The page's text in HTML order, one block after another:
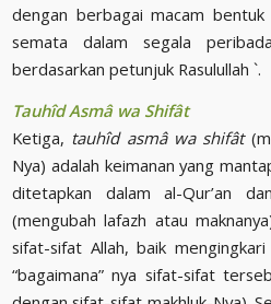
dengan berbagai macam
semata dalam segala
berdasarkan petunjuk Rasulullah `.
Tauhîd Asmâ wa Shifât
Ketiga, tauhîd asmâ wa shifât
Nya) adalah keimanan yang
ditetapkan dalam al-Qur’an
(mengubah lafazh atau
sifat-sifat Allah, baik
“bagaimana” nya sifat-sifat